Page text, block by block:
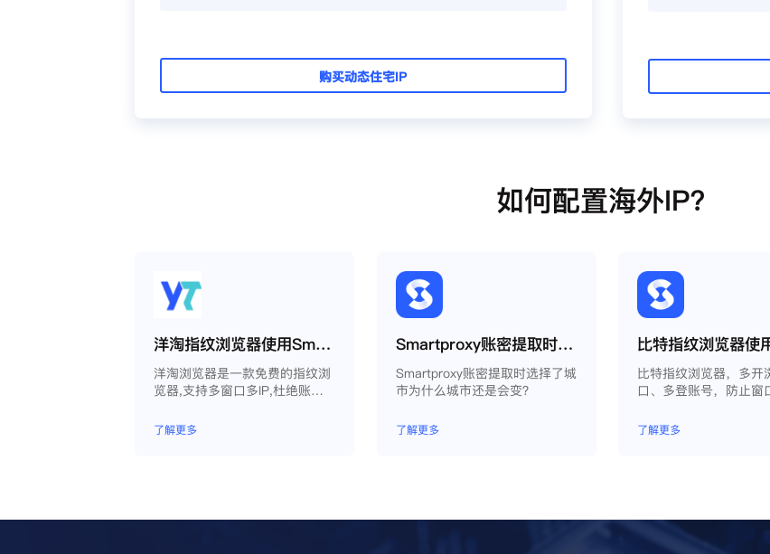
购买动态住宅IP
如何配置海外IP？
洋淘指纹浏览器使用Smartproxy教程
洋淘浏览器是一款免费的指纹浏
览器,支持多窗口多IP,杜绝账户
了解更多
Smartproxy账密提取时选择了城市为什么城市还是会变？
Smartproxy账密提取时选择了城
市为什么城市还是会变？
了解更多
比特指纹浏览器，多开
口、多登账号，防止窗
模拟独立的电脑信息，
的IP地址，使得相互间
了解更多